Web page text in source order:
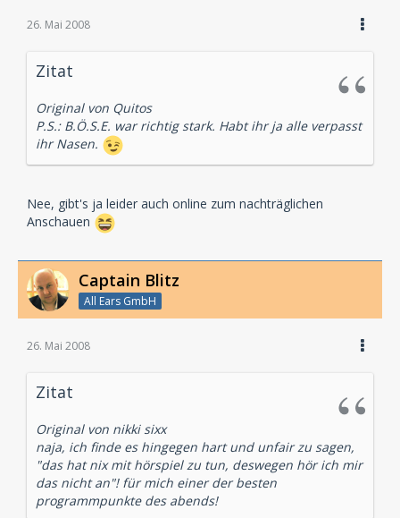
26. Mai 2008
Zitat
Original von Quitos
P.S.: B.Ö.S.E. war richtig stark. Habt ihr ja alle verpasst
ihr Nasen.
Nee, gibt's ja leider auch online zum nachträglichen
Anschauen
Captain Blitz
All Ears GmbH
26. Mai 2008
Zitat
Original von nikki sixx
naja, ich finde es hingegen hart und unfair zu sagen,
"das hat nix mit hörspiel zu tun, deswegen hör ich mir
das nicht an"! für mich einer der besten
programmpunkte des abends!